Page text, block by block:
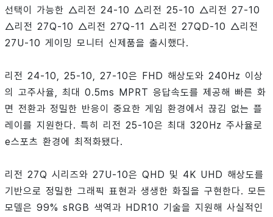
선택이 가능한 △리전 24-10 △리전 25-10 △리전 27-10
△리전 27Q-10 △리전 27Q-11 △리전 27QD-10 △리전
27U-10 게이밍 모니터 신제품을 출시했다.
리전 24-10, 25-10, 27-10은 FHD 해상도와 240Hz 이상
의 고주사율, 최대 0.5ms MPRT 응답속도를 제공해 빠른 화
면 전환과 정밀한 반응이 중요한 게임 환경에서 끊김 없는 플
레이를 지원한다. 특히 리전 25-10은 최대 320Hz 주사율로
e스포츠 환경에 최적화됐다.
리전 27Q 시리즈와 27U-10은 QHD 및 4K UHD 해상도를
기반으로 정밀한 그래픽 표현과 생생한 화질을 구현한다. 모든
모델은 99% sRGB 색역과 HDR10 기술을 지원해 사실적인